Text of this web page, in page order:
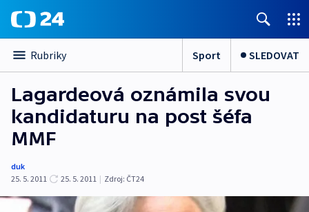
Rubriky Sport SLEDOVAT
Lagardeová oznámila svou
kandidaturu na post šéfa
MMF
duk
25. 5. 2011
25. 5. 2011 | Zdroj: ČT24